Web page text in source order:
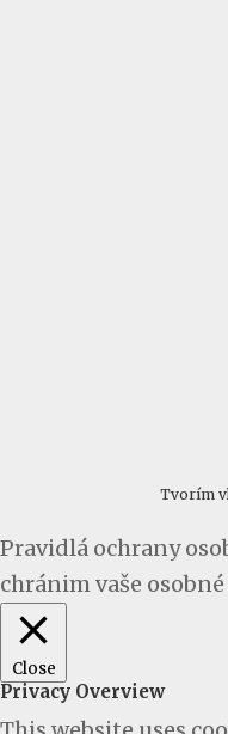
Tvorím
Pravidlá ochrany
chránim vaše
Close
Privacy Overview